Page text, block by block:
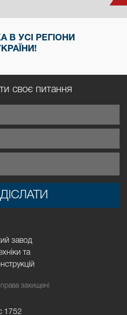
В УСІ РЕГІОНИ
завод
та
захищені
1752
своє питання